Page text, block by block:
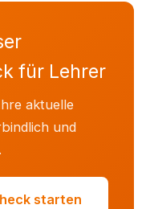
für Lehrer
aktuelle
und
starten